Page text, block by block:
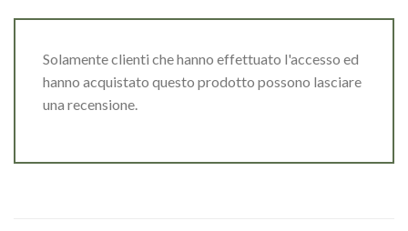
Solamente clienti che hanno effettuato l'accesso ed
hanno acquistato questo prodotto possono lasciare
una recensione.